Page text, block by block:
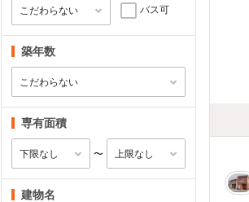
バス可
築年数
専有面積
〜
建物名